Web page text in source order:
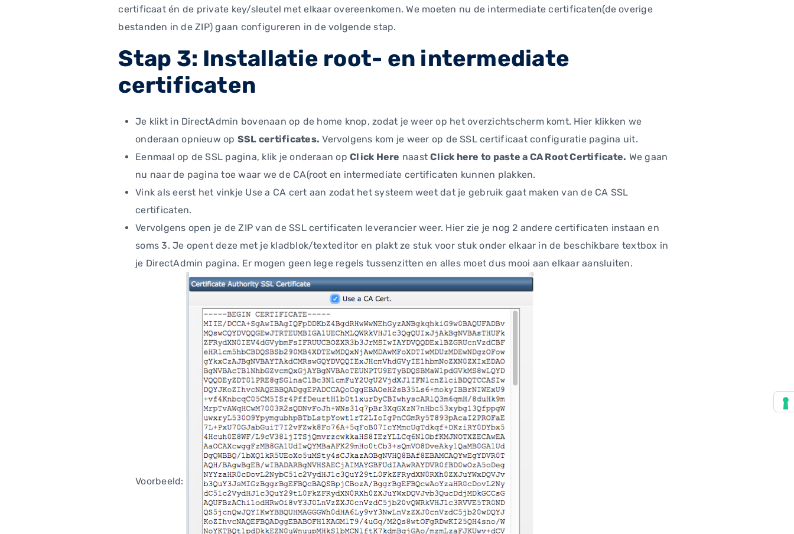
certificaat én de private key/sleutel met elkaar overeenkomen. We moeten nu de intermediate certificaten(de overige
bestanden in de ZIP) gaan configureren in de volgende stap.
Stap 3: Installatie root- en intermediate
certificaten
Je klikt in DirectAdmin bovenaan op de home knop, zodat je weer op het overzichtscherm komt. Hier klikken we
onderaan opnieuw op SSL certificates. Vervolgens kom je weer op de SSL certificaat configuratie pagina uit.
Eenmaal op de SSL pagina, klik je onderaan opClick Here naastClick here to paste a CA Root Certificate. We gaan
nu naar de pagina toe waar we de CA(root en intermediate certificaten kunnen plakken.
Vink als eerst het vinkje Use a CA cert aan zodat het systeem weet dat je gebruik gaat maken van de CA SSL
certificaten.
Vervolgens open je de ZIP van de SSL certificaten leverancier weer. Hier zie je nog 2 andere certificaten instaan en
soms 3. Je opent deze met je kladblok/texteditor en plakt ze stuk voor stuk onder elkaar in de beschikbare textbox in
je DirectAdmin pagina. Er mogen geen lege regels tussenzitten en alles moet dus mooi aan elkaar aansluiten.
Voorbeeld: